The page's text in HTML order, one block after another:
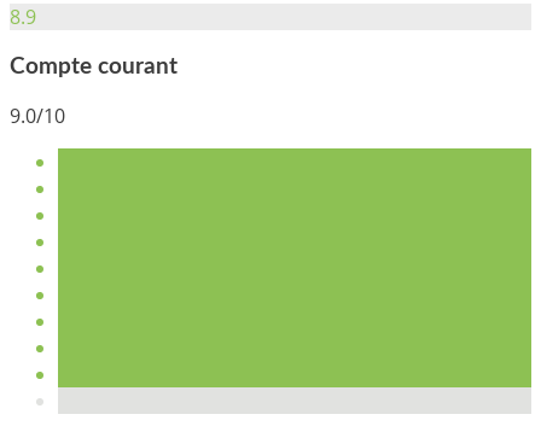
8.9
Compte courant
9.0/10